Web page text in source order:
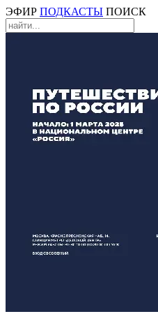
ЭФИР ПОДКАСТЫ ПОИСК